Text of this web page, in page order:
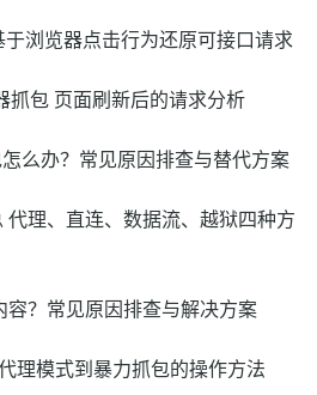
浏览器点击行为还原可接口请求
抓包 页面刷新后的请求分析
么办？常见原因排查与替代方案
代理、直连、数据流、越狱四种方
？常见原因排查与解决方案
理模式到暴力抓包的操作方法